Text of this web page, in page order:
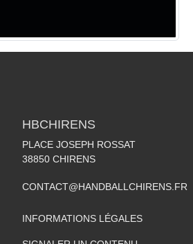
HBCHIRENS
PLACE JOSEPH ROSSAT
38850 CHIRENS
CONTACT@HANDBALLCHIRENS.FR
INFORMATIONS LÉGALES